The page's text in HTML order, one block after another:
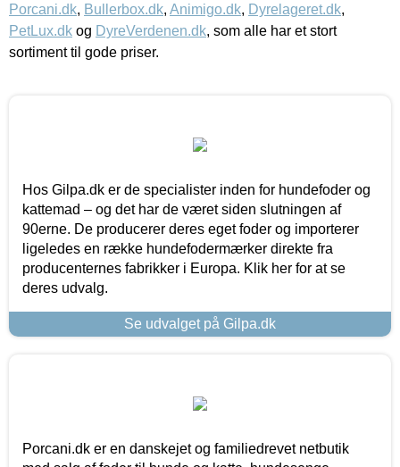
Porcani.dk, Bullerbox.dk, Animigo.dk, Dyrelageret.dk,
PetLux.dk og DyreVerdenen.dk, som alle har et stort
sortiment til gode priser.
Hos Gilpa.dk er de specialister inden for hundefoder og
kattemad – og det har de været siden slutningen af
90erne. De producerer deres eget foder og importerer
ligeledes en række hundefodermærker direkte fra
producenternes fabrikker i Europa. Klik her for at se
deres udvalg.
Se udvalget på Gilpa.dk
Porcani.dk er en danskejet og familiedrevet netbutik